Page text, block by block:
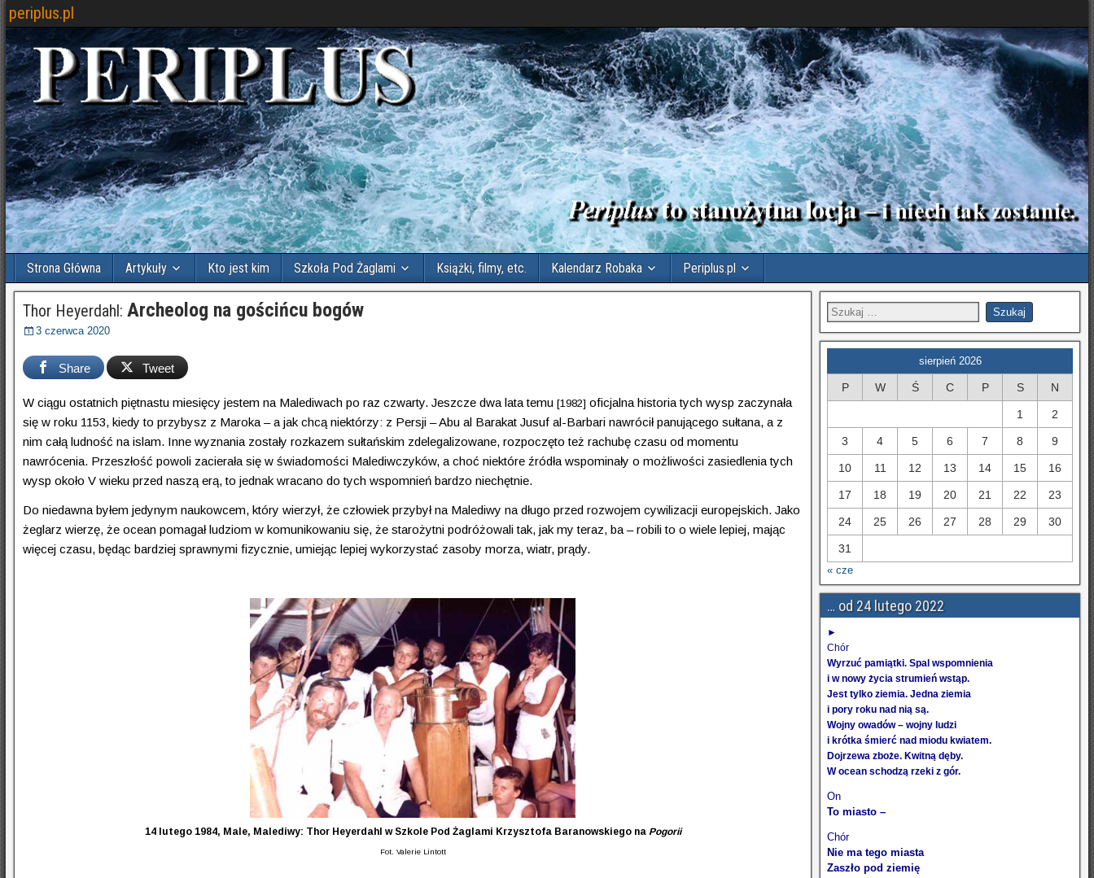
periplus.pl
Strona Główna Artykuły Kto jest kim Szkoła Pod Żaglami Książki, filmy, etc. Kalendarz Robaka Periplus.pl
Thor Heyerdahl: Archeolog na gościńcu bogów
3 czerwca 2020
Share Tweet
W ciągu ostatnich piętnastu miesięcy jestem na Malediwach po raz czwarty. Jeszcze dwa lata temu [1982] oficjalna historia tych wysp zaczynała
się w roku 1153, kiedy to przybysz z Maroka – a jak chcą niektórzy: z Persji – Abu al Barakat Jusuf al-Barbari nawrócił panującego sułtana, a z
nim całą ludność na islam. Inne wyznania zostały rozkazem sułtańskim zdelegalizowane, rozpoczęto też rachubę czasu od momentu
nawrócenia. Przeszłość powoli zacierała się w świadomości Malediwczyków, a choć niektóre źródła wspominały o możliwości zasiedlenia tych
wysp około V wieku przed naszą erą, to jednak wracano do tych wspomnień bardzo niechętnie.
Do niedawna byłem jedynym naukowcem, który wierzył, że człowiek przybył na Malediwy na długo przed rozwojem cywilizacji europejskich. Jako
żeglarz wierzę, że ocean pomagał ludziom w komunikowaniu się, że starożytni podróżowali tak, jak my teraz, ba – robili to o wiele lepiej, mając
więcej czasu, będąc bardziej sprawnymi fizycznie, umiejąc lepiej wykorzystać zasoby morza, wiatr, prądy.
14 lutego 1984, Male, Malediwy: Thor Heyerdahl w Szkole Pod Żaglami Krzysztofa Baranowskiego na Pogorii
Fot. Valerie Lintott
sierpień 2026
P W Ś C P S N
1 2
3 4 5 6 7 8 9
10 11 12 13 14 15 16
17 18 19 20 21 22 23
24 25 26 27 28 29 30
31
« cze
… od 24 lutego 2022
►
Chór
Wyrzuć pamiątki. Spal wspomnienia
i w nowy życia strumień wstąp.
Jest tylko ziemia. Jedna ziemia
i pory roku nad nią są.
Wojny owadów – wojny ludzi
i krótka śmierć nad miodu kwiatem.
Dojrzewa zboże. Kwitną dęby.
W ocean schodzą rzeki z gór.
On
To miasto –
Chór
Nie ma tego miasta
Zaszło pod ziemię